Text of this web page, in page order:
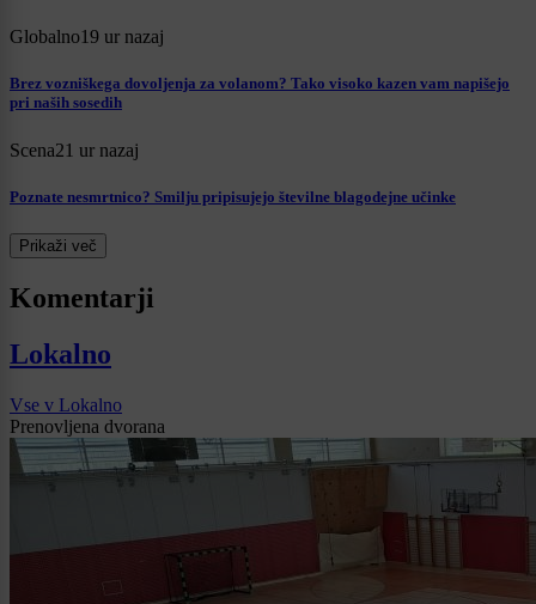
Globalno19 ur nazaj
Brez vozniškega dovoljenja za volanom? Tako visoko kazen vam napišejo
pri naših sosedih
Scena21 ur nazaj
Poznate nesmrtnico? Smilju pripisujejo številne blagodejne učinke
Prikaži več
Komentarji
Lokalno
Vse v Lokalno
Prenovljena dvorana